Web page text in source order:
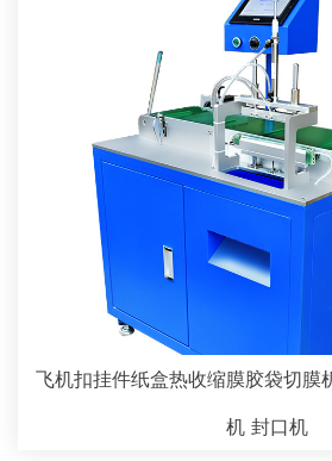
飞机扣挂件纸盒热收缩膜胶袋切膜
机 封口机